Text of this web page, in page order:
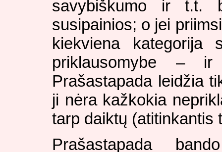
savybiškumo ir t.t.
susipainios; o jei
kiekviena
priklausomybe –
Prašastapada leidžia
ji nėra kažkokia
tarp daiktų (atitinkantis
Prašastapada